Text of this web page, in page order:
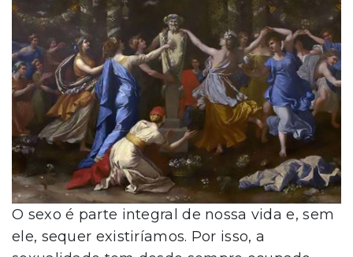
O sexo é parte integral de nossa vida e, sem
ele, sequer existiríamos. Por isso, a